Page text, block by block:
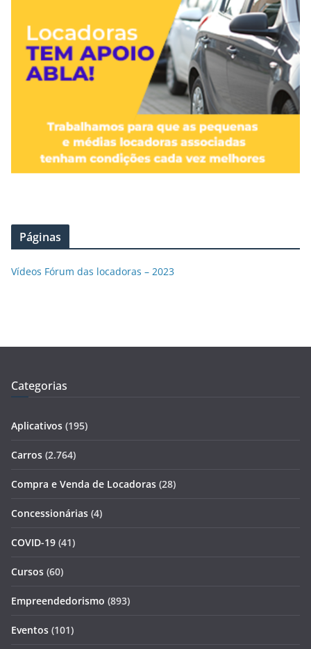
Páginas
Vídeos Fórum das locadoras – 2023
Categorias
Aplicativos (195)
Carros (2.764)
Compra e Venda de Locadoras (28)
Concessionárias (4)
COVID-19 (41)
Cursos (60)
Empreendedorismo (893)
Eventos (101)